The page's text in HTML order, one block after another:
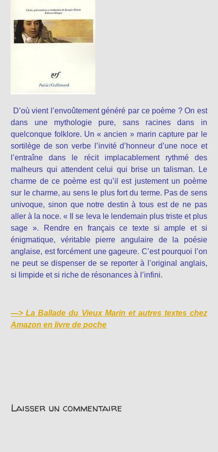
D’où vient l’envoûtement généré par ce poème ? On est
dans une mythologie pure, sans racines dans in
quelconque folklore. Un « ancien » marin capture par le
sortilège de son verbe l’invité d’honneur d’une noce et
l’entraîne dans le récit implacablement rythmé des
malheurs qui attendent celui qui brise un talisman. Le
charme de ce poème est qu’il est justement un poème
sur le charme, au sens le plus fort du terme. Pas de sens
univoque, sinon que notre destin à tous est de ne pas
aller à la noce. « Il se leva le lendemain plus triste et plus
sage ». Rendre en français ce texte si ample et si
énigmatique, véritable pierre angulaire de la poésie
anglaise, est forcément une gageure. C’est pourquoi l’on
ne peut se dispenser de se reporter à l’original anglais,
si limpide et si riche de résonances à l’infini.
—>La Ballade du Vieux Marin et autres textes chez
Amazon en livre de poche
Laisser un commentaire